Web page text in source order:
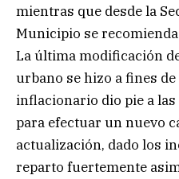
mientras que desde la
Municipio se
La última modificación
urbano se hizo a fines
inflacionario dio pie a
para efectuar un nuevo
actualización, dado los
reparto fuertemente